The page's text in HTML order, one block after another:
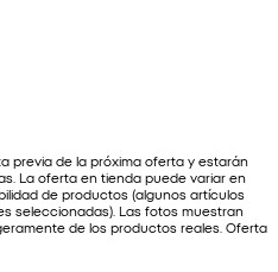
previa de la próxima oferta y estarán
La oferta en tienda puede variar en
de productos (algunos artículos
seleccionadas). Las fotos muestran
de los productos reales. Oferta